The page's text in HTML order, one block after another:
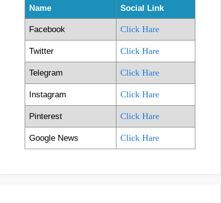
Name Social Link
Facebook Click Hare
Twitter Click Hare
Telegram Click Hare
Instagram Click Hare
Pinterest Click Hare
Google News Click Hare